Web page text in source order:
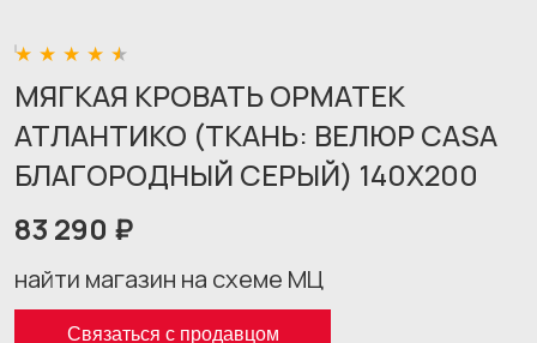
МЯГКАЯ КРОВАТЬ ОРМАТЕК
АТЛАНТИКО (ТКАНЬ: ВЕЛЮР CASA
БЛАГОРОДНЫЙ СЕРЫЙ) 140X200
83 290 ₽
найти магазин на схеме МЦ
Связаться с продавцом